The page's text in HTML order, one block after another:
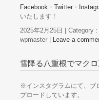
Facebook ・ Twitter ・
いたします！
2025年2月25日
Category :
wpmaster
Leave a
雪降る八重根でマクロ
※インスタグラムにて、ブ
プロードしています。